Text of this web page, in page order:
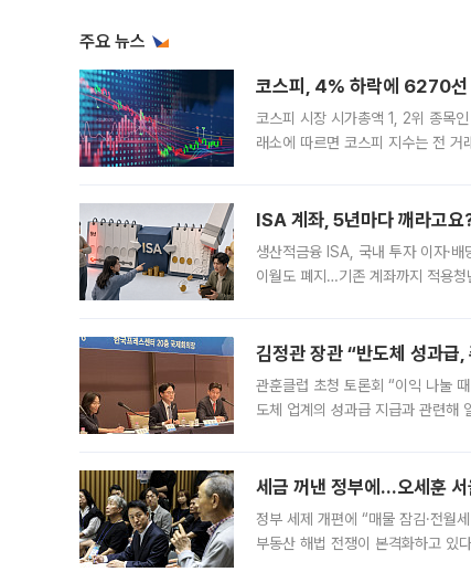
주요 뉴스
코스피, 4% 하락에 6270선
코스피 시장 시가총액 1, 2위 종목
래소에 따르면 코스피 지수는 전
ISA 계좌, 5년마다 깨라고
생산적금융 ISA, 국내 투자 이자·
이월도 폐지…기존 계좌까지 적용
김정관 장관 “반도체 성과급
관훈클럽 초청 토론회 “이익 나눌
도체 업계의 성과급 지급과 관련해
세금 꺼낸 정부에…오세훈
정부 세제 개편에 “매물 잠김·전월
부동산 해법 전쟁이 본격화하고 있